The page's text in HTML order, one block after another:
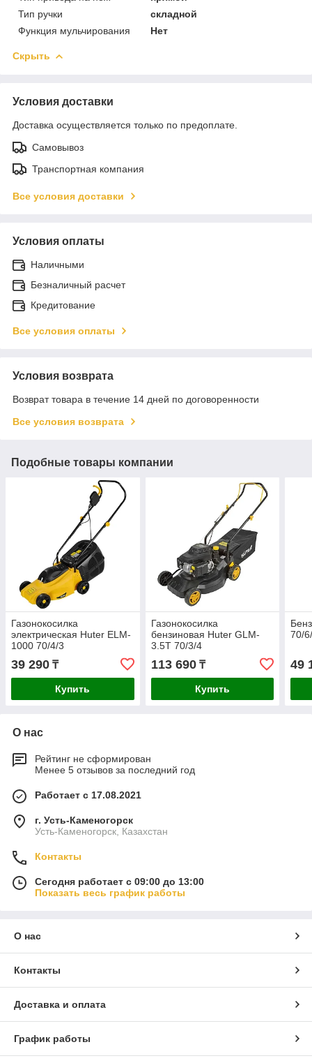
Тип ручки
складной
Функция мульчирования
Нет
Скрыть
Условия доставки
Доставка осуществляется только по предоплате.
Самовывоз
Транспортная компания
Все условия доставки
Условия оплаты
Наличными
Безналичный расчет
Кредитование
Все условия оплаты
Условия возврата
Возврат товара в течение 14 дней по договоренности
Все условия возврата
Подобные товары компании
Газонокосилка
электрическая Huter ELM-
1000 70/4/3
39 290 ₸
Купить
Газонокосилка
бензиновая Huter GLM-
3.5T 70/3/4
113 690₸
Купить
70/
49
О нас
Рейтинг не сформирован
Менее 5 отзывов за последний год
Работает с 17.08.2021
г. Усть-Каменогорск
Усть-Каменогорск, Казахстан
Контакты
Сегодня работает с 09:00 до 13:00
Показать весь график работы
О нас
Контакты
Доставка и оплата
График работы